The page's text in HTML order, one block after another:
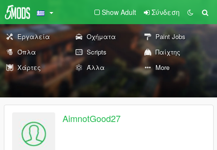
Show Adult Σύνδεση
Εργαλεία Οχήματα
Paint Jobs
Όπλα
Scripts
Παίχτης
Χάρτες
Άλλα More
AimnotGood27